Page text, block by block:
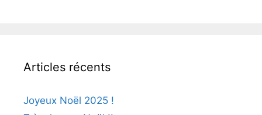
Articles récents
Joyeux Noël 2025 !